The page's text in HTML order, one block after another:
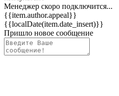
Менеджер скоро подключится...
{{item.author.appeal}}
{{localDate(item.date_insert)}}
Пришло новое сообщение